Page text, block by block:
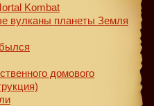
Kombat
вулканы планеты Земля
домового